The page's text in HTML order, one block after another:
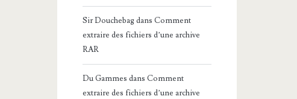
Sir DouchebagdansComment
extraire des fichiers d’une archive
RAR
Du Gammes dansComment
extraire des fichiers d’une archive